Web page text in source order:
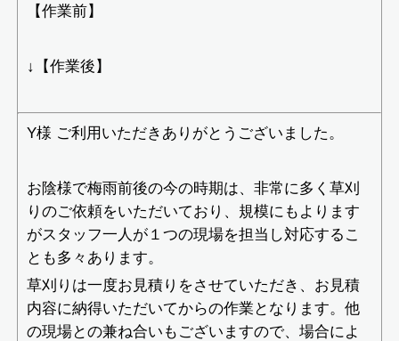
【作業前】
↓【作業後】
Y様 ご利用いただきありがとうございました。
お陰様で梅雨前後の今の時期は、非常に多く草刈
りのご依頼をいただいており、規模にもよります
がスタッフ一人が１つの現場を担当し対応するこ
とも多々あります。
草刈りは一度お見積りをさせていただき、お見積
内容に納得いただいてからの作業となります。他
の現場との兼ね合いもございますので、場合によ